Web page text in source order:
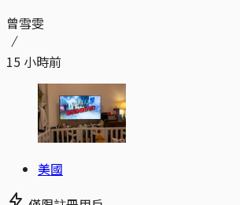
曾雪雯
15 小時前
美國